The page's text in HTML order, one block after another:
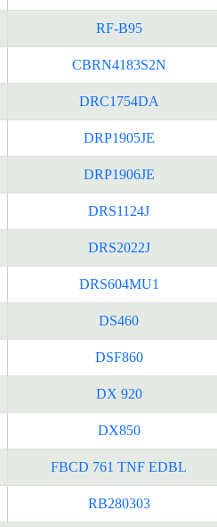
RF-B95
CBRN4183S2N
DRC1754DA
DRP1905JE
DRP1906JE
DRS1124J
DRS2022J
DRS604MU1
DS460
DSF860
DX 920
DX850
FBCD 761 TNF EDBL
RB280303